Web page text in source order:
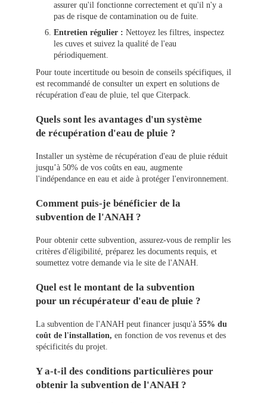
assurer qu'il fonctionne correctement et qu'il n'y a
pas de risque de contamination ou de fuite.
Entretien régulier : Nettoyez les filtres, inspectez
les cuves et suivez la qualité de l'eau
périodiquement.
Pour toute incertitude ou besoin de conseils spécifiques, il
est recommandé de consulter un expert en solutions de
récupération d'eau de pluie, tel que Citerpack.
Quels sont les avantages d'un système
de récupération d'eau de pluie ?
Installer un système de récupération d'eau de pluie réduit
jusqu’à 50% de vos coûts en eau, augmente
l'indépendance en eau et aide à protéger l'environnement.
Comment puis-je bénéficier de la
subvention de l'ANAH ?
Pour obtenir cette subvention, assurez-vous de remplir les
critères d'éligibilité, préparez les documents requis, et
soumettez votre demande via le site de l'ANAH.
Quel est le montant de la subvention
pour un récupérateur d'eau de pluie ?
La subvention de l'ANAH peut financer jusqu'à 55% du
coût de l'installation, en fonction de vos revenus et des
spécificités du projet.
Y a-t-il des conditions particulières pour
obtenir la subvention de l'ANAH ?